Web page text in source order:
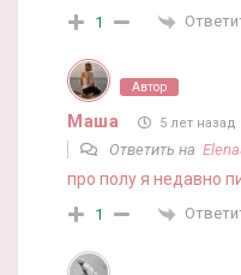
1
Автор
Маша 5 лет назад
Ответить на
про полу я недавно
1